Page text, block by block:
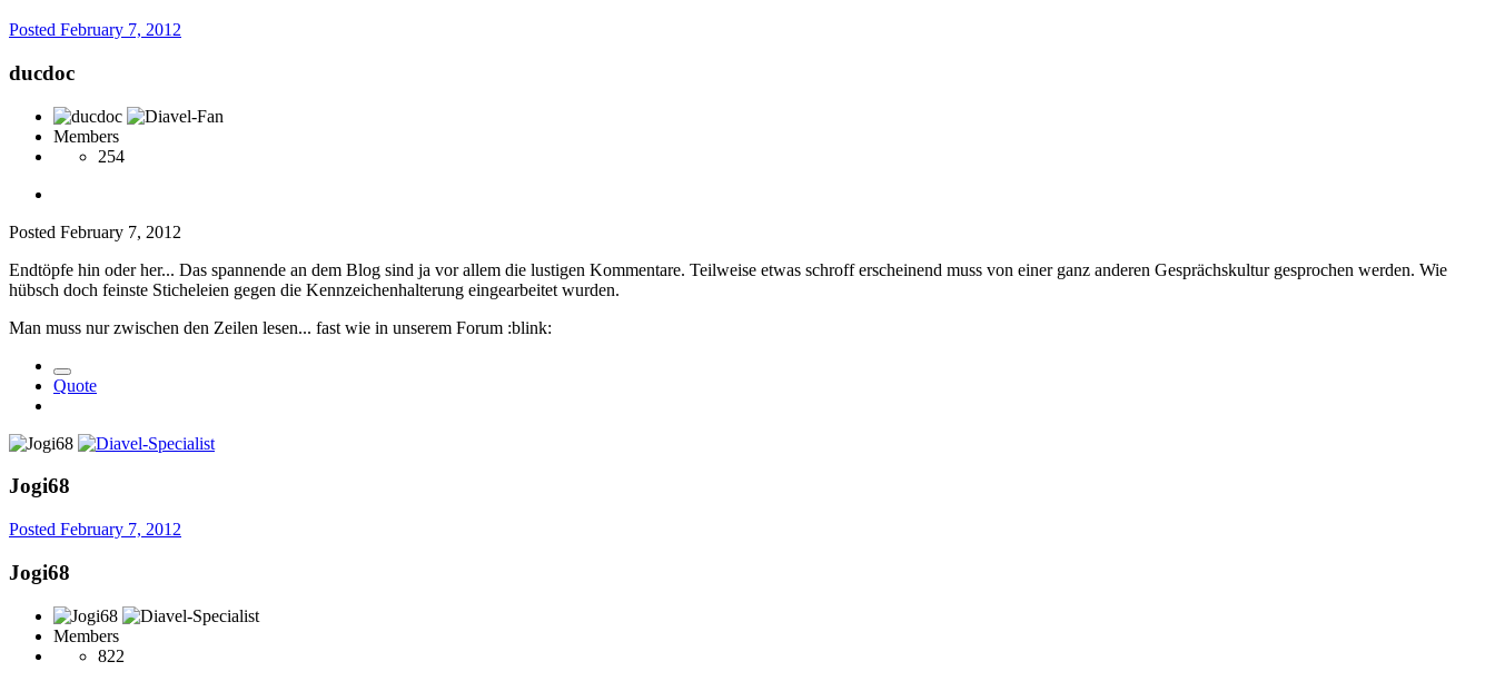
Posted February 7, 2012
ducdoc
Members
254
Posted February 7, 2012
Endtöpfe hin oder her... Das spannende an dem Blog sind ja vor allem die lustigen Kommentare. Teilweise etwas schroff erscheinend muss von einer ganz anderen Gesprächskultur gesprochen werden. Wie
hübsch doch feinste Sticheleien gegen die Kennzeichenhalterung eingearbeitet wurden.
Man muss nur zwischen den Zeilen lesen... fast wie in unserem Forum :blink:
Quote
Jogi68
Posted February 7, 2012
Jogi68
Members
822